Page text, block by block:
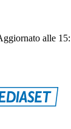
alle